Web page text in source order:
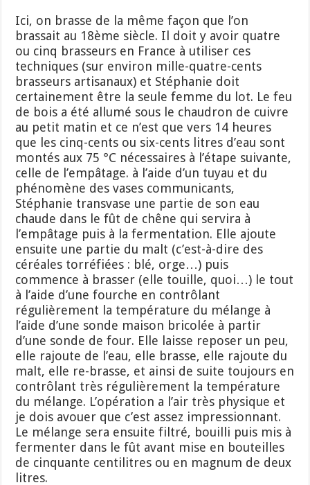
Ici, on brasse de la même façon que l’on
brassait au 18ème siècle. Il doit y avoir quatre
ou cinq brasseurs en France à utiliser ces
techniques (sur environ mille-quatre-cents
brasseurs artisanaux) et Stéphanie doit
certainement être la seule femme du lot. Le feu
de bois a été allumé sous le chaudron de cuivre
au petit matin et ce n’est que vers 14 heures
que les cinq-cents ou six-cents litres d’eau sont
montés aux 75 °C nécessaires à l’étape suivante,
celle de l’empâtage. à l’aide d’un tuyau et du
phénomène des vases communicants,
Stéphanie transvase une partie de son eau
chaude dans le fût de chêne qui servira à
l’empâtage puis à la fermentation. Elle ajoute
ensuite une partie du malt (c’est-à-dire des
céréales torréfiées : blé, orge…) puis
commence à brasser (elle touille, quoi…) le tout
à l’aide d’une fourche en contrôlant
régulièrement la température du mélange à
l’aide d’une sonde maison bricolée à partir
d’une sonde de four. Elle laisse reposer un peu,
elle rajoute de l’eau, elle brasse, elle rajoute du
malt, elle re-brasse, et ainsi de suite toujours en
contrôlant très régulièrement la température
du mélange. L’opération a l’air très physique et
je dois avouer que c’est assez impressionnant.
Le mélange sera ensuite filtré, bouilli puis mis à
fermenter dans le fût avant mise en bouteilles
de cinquante centilitres ou en magnum de deux
litres.